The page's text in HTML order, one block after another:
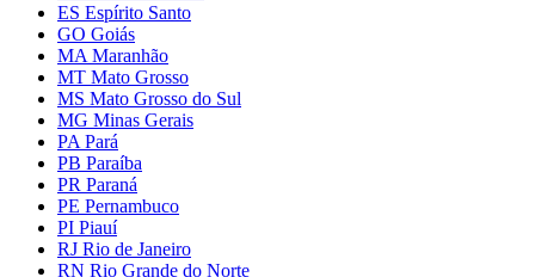
ES Espírito Santo
GO Goiás
MA Maranhão
MT Mato Grosso
MS Mato Grosso do Sul
MG Minas Gerais
PA Pará
PB Paraíba
PR Paraná
PE Pernambuco
PI Piauí
RJ Rio de Janeiro
RN Rio Grande do Norte